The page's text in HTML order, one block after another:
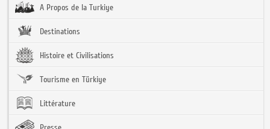
A Propos de la Turkiye
Destinations
Histoire et Civilisations
Tourisme en Türkiye
Littérature